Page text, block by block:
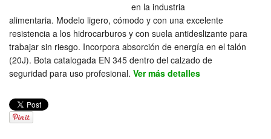
en la industria
alimentaria. Modelo ligero, cómodo y con una excelente
resistencia a los hidrocarburos y con suela antideslizante para
trabajar sin riesgo. Incorpora absorción de energía en el talón
(20J). Bota catalogada EN 345 dentro del calzado de
seguridad para uso profesional. Ver más detalles